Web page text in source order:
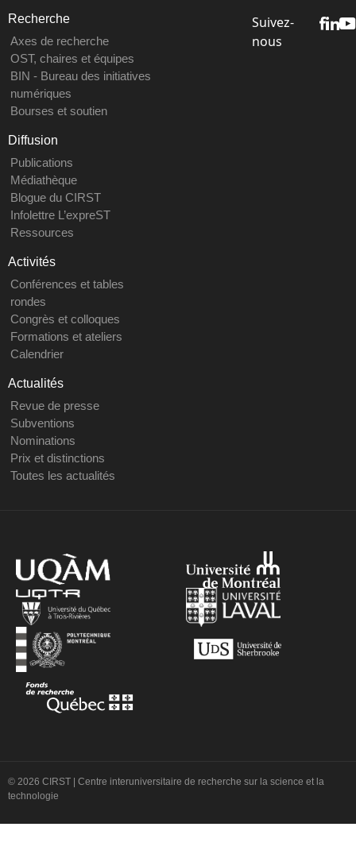
Recherche
Axes de recherche
OST, chaires et équipes
BIN - Bureau des initiatives
numériques
Bourses et soutien
Diffusion
Publications
Médiathèque
Blogue du CIRST
Infolettre L’expreST
Ressources
Activités
Conférences et tables
rondes
Congrès et colloques
Formations et ateliers
Calendrier
Actualités
Revue de presse
Subventions
Nominations
Prix et distinctions
Toutes les actualités
Suivez-
nous
© 2026 CIRST | Centre interuniversitaire de recherche sur la science et la
technologie